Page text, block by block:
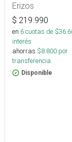
Erizos
$ 219.990
en 6cuotas de $
interés
ahorras $8.800 por
transferencia.
Disponible